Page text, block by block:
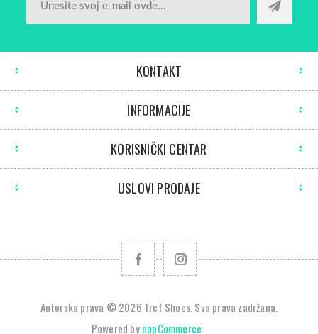
KONTAKT
INFORMACIJE
KORISNIČKI CENTAR
USLOVI PRODAJE
Autorska prava © 2026 Tref Shoes. Sva prava zadržana.
Powered bynopCommerce